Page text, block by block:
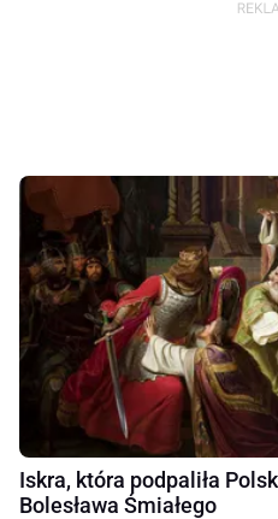
Iskra, która podpaliła
Bolesława Śmiałego